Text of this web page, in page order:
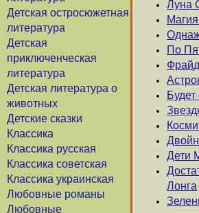
Детская остросюжетная
литература
Детская
приключенческая
литература
Детская литература о
животных
Детские сказки
Классика
Классика русская
Классика советская
Классика украинская
Любовные романы
Любовные
Луна
По
Дети
Лонга